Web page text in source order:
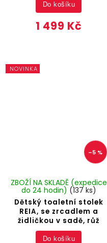
1 499 Kč
Do košíku
NOVINKA
–5 %
Dětský toaletní stolek
REIA, se zrcadlem a
židličkou v sadě, růž
ZBOŽÍ NA SKLADĚ (expedice
do 24 hodin) (137 ks)
Do košíku